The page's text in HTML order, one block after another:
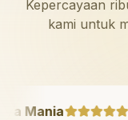
Kepercayaan
kami untuk
Mania